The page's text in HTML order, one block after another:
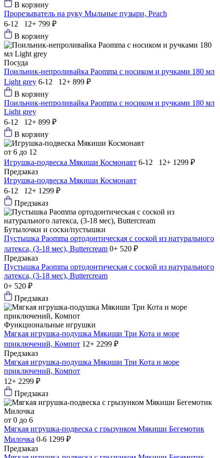
В корзину
Прорезыватель на руку Мыльные пузыри, Peach
6-12 12+ 799 ₽
В корзину
Посуда
Поильник-непроливайка Paomma с носиком и ручками 180 мл
Light grey 6-12 12+ 899 ₽
В корзину
Поильник-непроливайка Paomma с носиком и ручками 180 мл
Light grey
6-12 12+ 899 ₽
В корзину
от 6 до 12
Игрушка-подвеска Мякиши Космонавт 6-12 12+ 1299 ₽
Предзаказ
Игрушка-подвеска Мякиши Космонавт
6-12 12+ 1299 ₽
Предзаказ
Бутылочки и соски/пустышки
Пустышка Paomma ортодонтическая с соской из натурального
латекса, (3-18 мес), Buttercream 0+ 520 ₽
Предзаказ
Пустышка Paomma ортодонтическая с соской из натурального
латекса, (3-18 мес), Buttercream
0+ 520 ₽
Предзаказ
Функциональные игрушки
Мягкая игрушка-подушка Мякиши Три Кота и море
приключений, Компот 12+ 2299 ₽
Предзаказ
Мягкая игрушка-подушка Мякиши Три Кота и море
приключений, Компот
12+ 2299 ₽
Предзаказ
от 0 до 6
Мягкая игрушка-подвеска с грызунком Мякиши Бегемотик
Милочка 0-6 1299 ₽
Предзаказ